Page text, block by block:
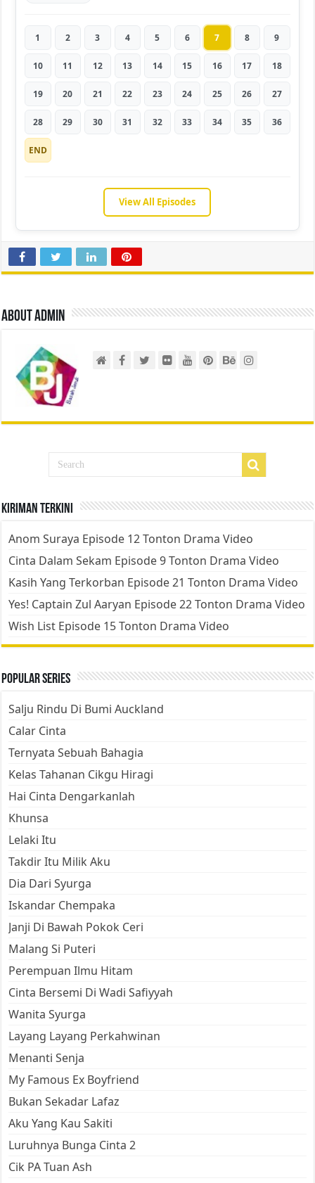
1 2 3 4 5 6 7 8 9
10 11 12 13 14 15 16 17 18
19 20 21 22 23 24 25 26 27
28 29 30 31 32 33 34 35 36
END
View All Episodes
About admin
Kiriman Terkini
Anom Suraya Episode 12 Tonton Drama Video
Cinta Dalam Sekam Episode 9 Tonton Drama Video
Kasih Yang Terkorban Episode 21 Tonton Drama Video
Yes! Captain Zul Aaryan Episode 22 Tonton Drama Video
Wish List Episode 15 Tonton Drama Video
Popular Series
Salju Rindu Di Bumi Auckland
Calar Cinta
Ternyata Sebuah Bahagia
Kelas Tahanan Cikgu Hiragi
Hai Cinta Dengarkanlah
Khunsa
Lelaki Itu
Takdir Itu Milik Aku
Dia Dari Syurga
Iskandar Chempaka
Janji Di Bawah Pokok Ceri
Malang Si Puteri
Perempuan Ilmu Hitam
Cinta Bersemi Di Wadi Safiyyah
Wanita Syurga
Layang Layang Perkahwinan
Menanti Senja
My Famous Ex Boyfriend
Bukan Sekadar Lafaz
Aku Yang Kau Sakiti
Luruhnya Bunga Cinta 2
Cik PA Tuan Ash